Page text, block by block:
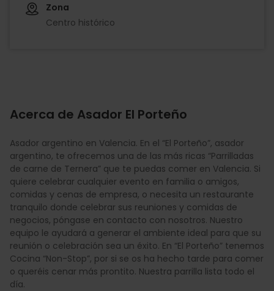
Zona
Centro histórico
Acerca de Asador El Porteño
Asador argentino en Valencia. En el “El Porteño”, asador
argentino, te ofrecemos una de las más ricas “Parrilladas
de carne de Ternera” que te puedas comer en Valencia. Si
quiere celebrar cualquier evento en familia o amigos,
comidas y cenas de empresa, o necesita un restaurante
tranquilo donde celebrar sus reuniones y comidas de
negocios, póngase en contacto con nosotros. Nuestro
equipo le ayudará a generar el ambiente ideal para que su
reunión o celebración sea un éxito. En “El Porteño” tenemos
Cocina “Non-Stop”, por si se os ha hecho tarde para comer
o queréis cenar más prontito. Nuestra parrilla lista todo el
día.